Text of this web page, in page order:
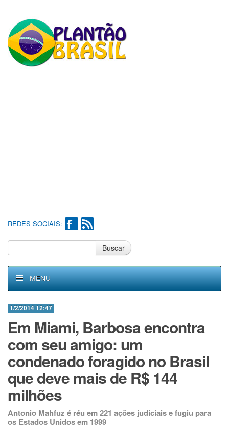
REDES SOCIAIS:
Buscar
MENU
1/2/2014 12:47
Em Miami, Barbosa encontra
com seu amigo: um
condenado foragido no Brasil
que deve mais de R$ 144
milhões
Antonio Mahfuz é réu em 221 ações judiciais e fugiu para
os Estados Unidos em 1999